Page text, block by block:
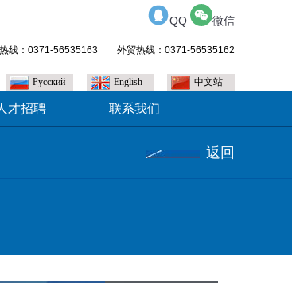
QQ 微信
线：0371-56535163 外贸热线：0371-56535162
中文站
English
Pусский
才招聘 联系我们
返回